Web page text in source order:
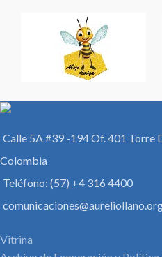
Calle 5A #39 -194 Of. 401 Torre
Colombia
Teléfono: (57) +4 316 4400
Vitrina